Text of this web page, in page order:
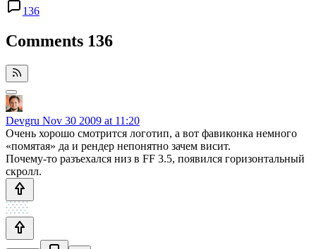
136
Comments 136
Devgru Nov 30 2009 at 11:20
Очень хорошо смотрится логотип, а вот фавиконка немного
«помятая» да и рендер непонятно зачем висит.
Почему-то разъехался низ в FF 3.5, появился горизонтальный
скролл.